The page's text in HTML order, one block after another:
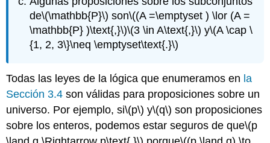
de\(\mathbb{P}\) son\((A =\emptyset ) \lor (A =
\mathbb{P} )\text{,}\)\(3 \in A\text{,}\) y\(A \cap \
{1, 2, 3\}\neq \emptyset\text{.}\)
Todas las leyes de la lógica que enumeramos en la
Sección 3.4 son válidas para proposiciones sobre un
universo. Por ejemplo, si\(p\) y\(q\) son proposiciones
sobre los enteros, podemos estar seguros de que\(p